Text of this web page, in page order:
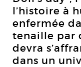
l’histoire à
enfermée
tenaille par
devra
dans un